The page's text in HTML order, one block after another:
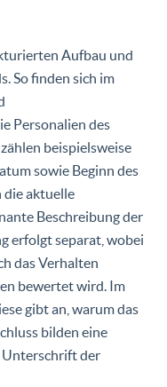
Aufbau und
So finden sich im
Personalien des
beispielsweise
sowie Beginn des
die aktuelle
Beschreibung der
erfolgt separat, wobei
das Verhalten
bewertet wird. Im
gibt an, warum das
bilden eine
Unterschrift der